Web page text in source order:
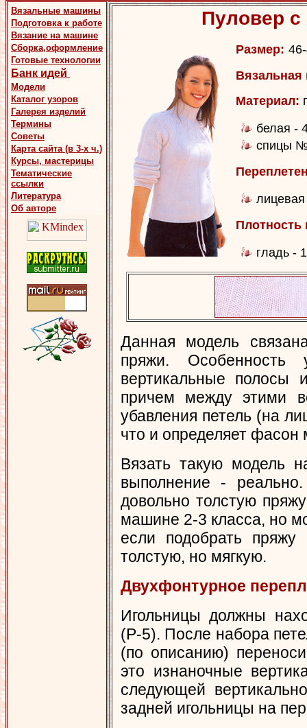
Вязальные машины
Подготовка к работе
Вязание на машине
Сборка,оформление
Готовые технологии
Банк идей
Модели
Каталог узоров
Галерея изделий
Термины
Советы
Карта сайта (в 3-х ч.)
Курсы, мастерицы
Тематические
ссылки
Литература
Об авторе
Пуловер с
Размер:
Материал:
белая -
спицы
лицевая
Плотность
гладь -
Данная модель
пряжи.
вертикальные полосы
причем между этими
убавления петель (на
что и определяет фасон
Вязать такую модель
выполнение -
довольно толстую
машине 2-3 класса, но
если подобрать пряжу
толстую, но мягкую.
Двухфонтурное
Игольницы должны
(Р-5). После набора
(по описанию)
это изнаночные
следующей
задней игольницы на